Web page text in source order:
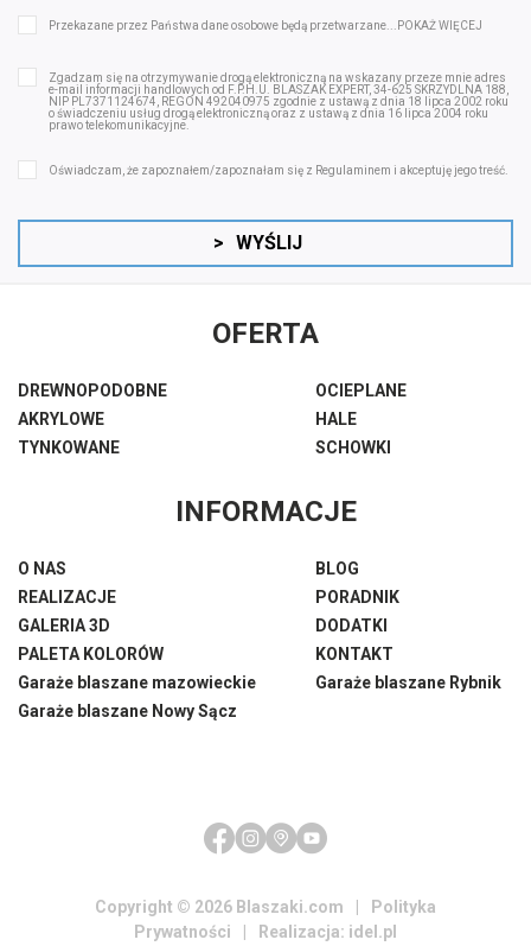
Przekazane przez Państwa dane osobowe będą przetwarzane... POKAŻ WIĘCEJ
Zgadzam się na otrzymywanie drogą elektroniczną na wskazany przeze mnie adres
e-mail informacji handlowych od F.P.H.U. BLASZAK EXPERT, 34-625 SKRZYDLNA 188,
NIP PL7371124674, REGON 492040975 zgodnie z ustawą z dnia 18 lipca 2002 roku
o świadczeniu usług drogą elektroniczną oraz z ustawą z dnia 16 lipca 2004 roku
prawo telekomunikacyjne.
Oświadczam, że zapoznałem/zapoznałam się z Regulaminem i akceptuję jego treść.
> WYŚLIJ
OFERTA
DREWNOPODOBNE
OCIEPLANE
AKRYLOWE
HALE
TYNKOWANE
SCHOWKI
INFORMACJE
O NAS
BLOG
REALIZACJE
PORADNIK
GALERIA 3D
DODATKI
PALETA KOLORÓW
KONTAKT
Garaże blaszane mazowieckie
Garaże blaszane Rybnik
Garaże blaszane Nowy Sącz
Copyright © 2026 Blaszaki.com
Polityka
Prywatności
Realizacja: idel.pl